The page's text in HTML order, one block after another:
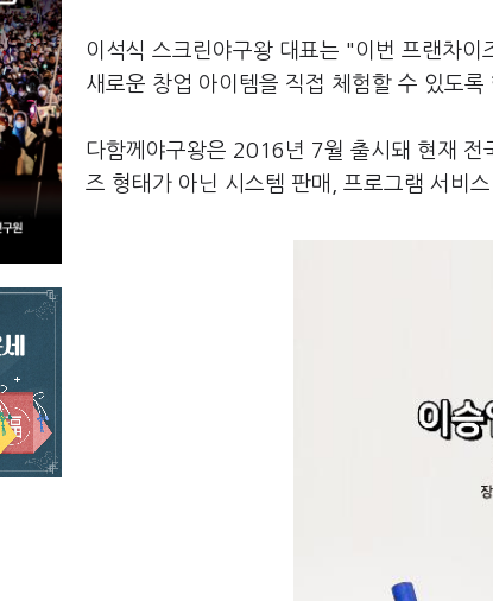
이석식 스크린야구왕 대표는 "이번 프랜차
새로운 창업 아이템을 직접 체험할 수 있도록
다함께야구왕은 2016년 7월 출시돼 현재 전
즈 형태가 아닌 시스템 판매, 프로그램 서비